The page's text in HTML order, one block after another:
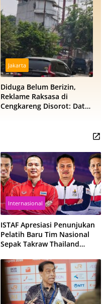
Jakarta
Diduga Belum Berizin,
Reklame Raksasa di
Cengkareng Disorot: Data
Internasional
ISTAF Apresiasi Penunjukan
Pelatih Baru Tim Nasional
Sepak Takraw Thailand
King’s Cup 2026